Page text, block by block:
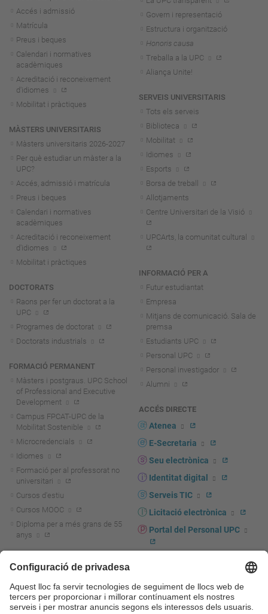
Accés i admissió
Matrícula
Preus i beques
Calendari i normatives
acadèmiques
Acreditació i reconeixement
d'idiomes
Mobilitat i pràctiques
MÀSTERS UNIVERSITARIS
Màsters universitaris 2026-2027
Per què estudiar un màster a la
UPC?
Accés, admissió i matrícula
Preus i beques
Calendari i normatives
acadèmiques
Acreditació i reconeixement
d'idiomes
Mobilitat i pràctiques
DOCTORATS
Raons per fer un doctorat a la
UPC
Programes de doctorat
Doctorats industrials
FORMACIÓ PERMANENT
Màsters i postgraus. UPC School
of Professional and Executive
Development
Campus FPCAT-UPC de la
Mobilitat Sostenible
Microcredencials
Idiomes
Formació per al professorat no
universitari
Cursos d'estiu
Cursos MOOC
Diploma per a més grans de 55
anys
Actualitat R+D+I
La recerca a la UPC
La transferència, l'emprenedoria i
Govern i representació
Estructura i organització
Honoris causa
Treballa a la UPC
Aliança Unite!
SERVEIS UNIVERSITARIS
Tots els serveis
Biblioteca
Mobilitat
Idiomes
Esports
Borsa de treball
Allotjaments
Centre Universitari de la Visió
UPCArts, la comunitat cultural
INFORMACIÓ PER A
Futur estudiantat
Empresa
Mitjans de comunicació. Sala de
premsa
Estudiants UPC
Personal UPC
Personal investigador
Alumni
ACCÉS DIRECTE
Atenea
E-Secretaria
Seu electrònica
Identitat digital
Serveis TIC
Licitació electrònica
Portal del Personal UPC
UPCshop, marxandatge
Sala de premsa